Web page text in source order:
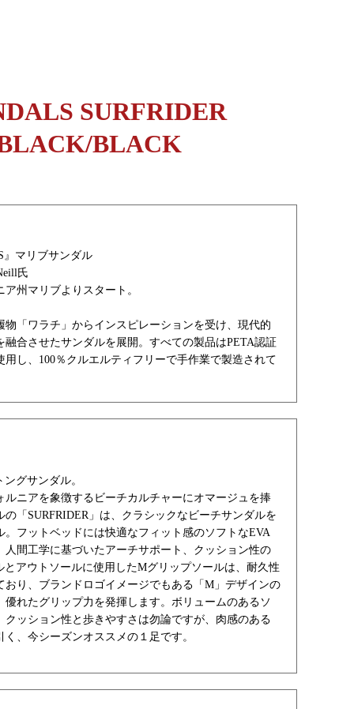
SURFRIDER
BLACK
』マリブサンダル
氏
ア州マリブよりスタート。
物「ワラチ」からインスピレーションを受け、現代的
融合させたサンダルを展開。すべての製品はPETA認証
用し、100％クルエルティフリーで手作業で製造されて
グサンダル。
ルニアを象徴するビーチカルチャーにオマージュを捧
の「SURFRIDER」は、クラシックなビーチサンダルを
。フットベッドには快適なフィット感のソフトなEVA
人間工学に基づいたアーチサポート、クッション性の
とアウトソールに使用したMグリップソールは、耐久性
おり、ブランドロゴイメージでもある「M」デザインの
優れたグリップ力を発揮します。ボリュームのあるソ
クッション性と歩きやすさは勿論ですが、肉感のある
、今シーズンオススメの１足です。